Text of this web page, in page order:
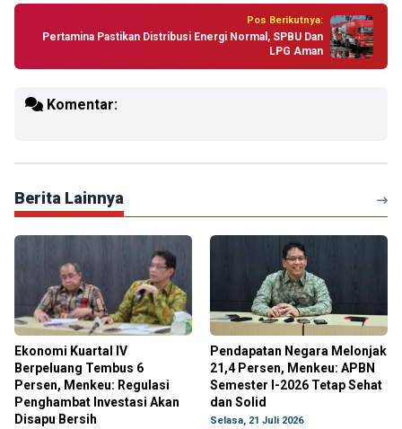
Pos Berikutnya:
Pertamina Pastikan Distribusi Energi Normal, SPBU Dan
LPG Aman
Komentar:
Berita Lainnya
Ekonomi Kuartal IV
Berpeluang Tembus 6
Persen, Menkeu: Regulasi
Penghambat Investasi Akan
Disapu Bersih
Pendapatan Negara Melonjak
21,4 Persen, Menkeu: APBN
Semester I-2026 Tetap Sehat
dan Solid
Selasa, 21 Juli 2026